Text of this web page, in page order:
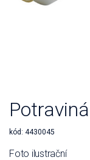
kód: 4430045
Foto ilustrační